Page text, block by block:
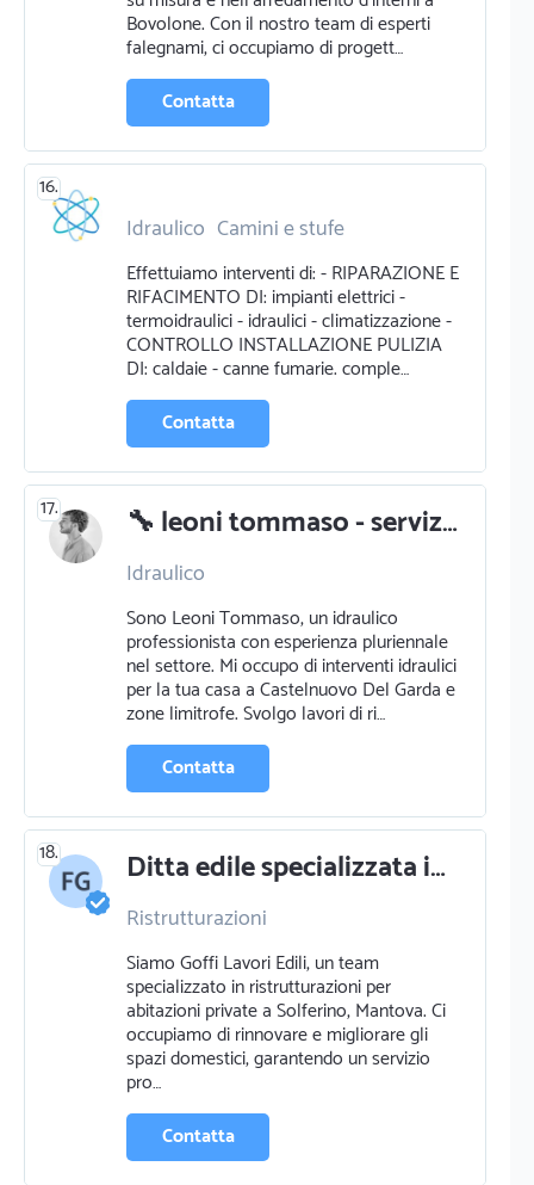
Bovolone. Con il nostro team di esperti
falegnami, ci occupiamo di progett…
Contatta
16.
Idraulico Camini e stufe
Certificazioni energetiche
Effettuiamo interventi di: - RIPARAZIONE E
RIFACIMENTO DI: impianti elettrici -
termoidraulici - idraulici - climatizzazione -
CONTROLLO INSTALLAZIONE PULIZIA
DI: caldaie - canne fumarie. comple…
Contatta
17. 🔧 leoni tommaso - servizi idraulici a castelnuovo del garda
Idraulico
Sono Leoni Tommaso, un idraulico
professionista con esperienza pluriennale
nel settore. Mi occupo di interventi idraulici
per la tua casa a Castelnuovo Del Garda e
zone limitrofe. Svolgo lavori di ri…
Contatta
18. Ditta edile specializzata in ristrutturazioni e manutenzioni edifici
Ristrutturazioni
Siamo Goffi Lavori Edili, un team
specializzato in ristrutturazioni per
abitazioni private a Solferino, Mantova. Ci
occupiamo di rinnovare e migliorare gli
spazi domestici, garantendo un servizio
pro…
Contatta